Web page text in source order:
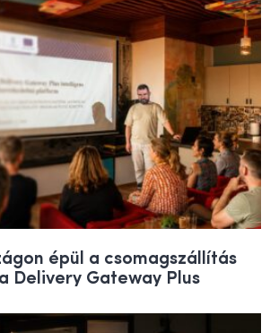
épül a csomagszállítás
Delivery Gateway Plus